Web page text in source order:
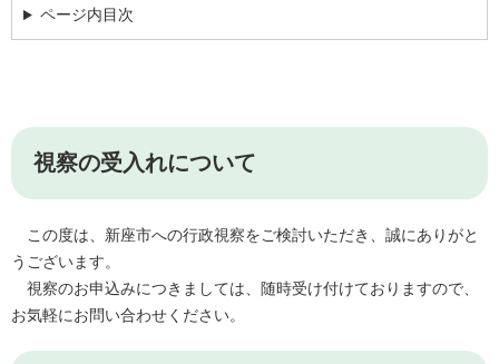
ページ内目次
視察の受入れについて
この度は、新座市への行政視察をご検討いただき、誠にありがと
うございます。
視察のお申込みにつきましては、随時受け付けておりますので、
お気軽にお問い合わせください。